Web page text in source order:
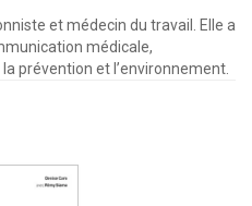
et médecin du travail. Elle a
médicale,
prévention et l’environnement.